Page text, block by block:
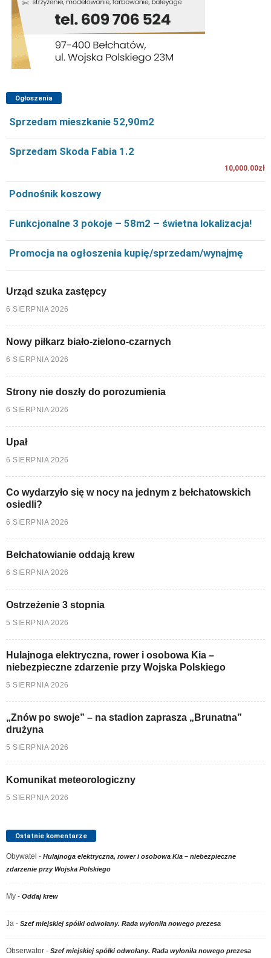
Ogłoszenia
Sprzedam mieszkanie 52,90m2
Sprzedam Skoda Fabia 1.2
10,000.00zł
Podnośnik koszowy
Funkcjonalne 3 pokoje – 58m2 – świetna lokalizacja!
Promocja na ogłoszenia kupię/sprzedam/wynajmę
Urząd szuka zastępcy
6 SIERPNIA 2026
Nowy piłkarz biało-zielono-czarnych
6 SIERPNIA 2026
Strony nie doszły do porozumienia
6 SIERPNIA 2026
Upał
6 SIERPNIA 2026
Co wydarzyło się w nocy na jednym z bełchatowskich
osiedli?
6 SIERPNIA 2026
Bełchatowianie oddają krew
6 SIERPNIA 2026
Ostrzeżenie 3 stopnia
5 SIERPNIA 2026
Hulajnoga elektryczna, rower i osobowa Kia –
niebezpieczne zdarzenie przy Wojska Polskiego
5 SIERPNIA 2026
„Znów po swoje” – na stadion zaprasza „Brunatna”
drużyna
5 SIERPNIA 2026
Komunikat meteorologiczny
5 SIERPNIA 2026
Ostatnie komentarze
Obywatel - Hulajnoga elektryczna, rower i osobowa Kia – niebezpieczne
zdarzenie przy Wojska Polskiego
My - Oddaj krew
Ja - Szef miejskiej spółki odwołany. Rada wyłoniła nowego prezesa
Obserwator - Szef miejskiej spółki odwołany. Rada wyłoniła nowego prezesa